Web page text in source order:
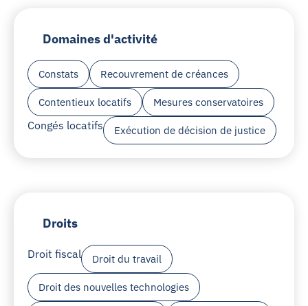
Domaines d'activité
Constats Recouvrement de créances
Contentieux locatifs Mesures conservatoires
Congés locatifs Exécution de décision de justice
Droits
Droit fiscal Droit du travail
Droit des nouvelles technologies